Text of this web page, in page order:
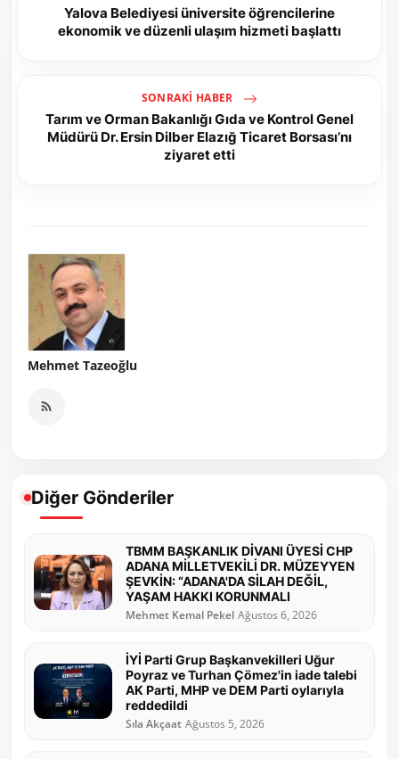
Yalova Belediyesi üniversite öğrencilerine
ekonomik ve düzenli ulaşım hizmeti başlattı
SONRAKI HABER
Tarım ve Orman Bakanlığı Gıda ve Kontrol Genel
Müdürü Dr. Ersin Dilber Elazığ Ticaret Borsası’nı
ziyaret etti
Mehmet Tazeoğlu
Diğer Gönderiler
TBMM BAŞKANLIK DİVANI ÜYESİ CHP
ADANA MİLLETVEKİLİ DR. MÜZEYYEN
ŞEVKİN: “ADANA'DA SİLAH DEĞİL,
YAŞAM HAKKI KORUNMALI
Mehmet Kemal Pekel Ağustos 6, 2026
İYİ Parti Grup Başkanvekilleri Uğur
Poyraz ve Turhan Çömez'in iade talebi
AK Parti, MHP ve DEM Parti oylarıyla
reddedildi
Sıla Akçaat Ağustos 5, 2026